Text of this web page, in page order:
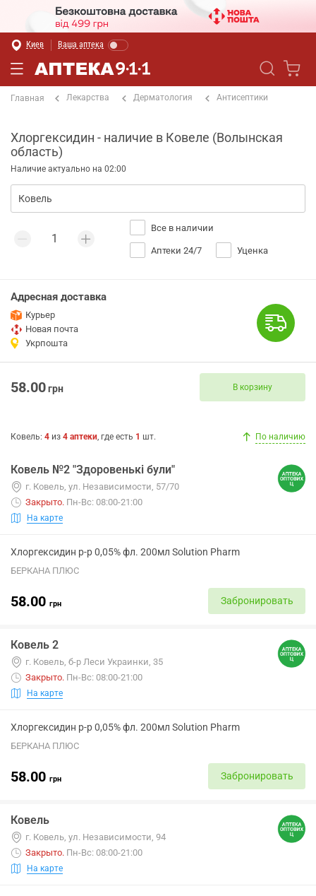
Киев Ваша аптека
Главная Лекарства Дерматология Антисептики
Хлоргексидин - наличие в Ковеле (Волынская
область)
Наличие актуально на 02:00
Все в наличии
Аптеки 24/7 Уценка
Адресная доставка
Курьер
Новая почта
Укрпошта
58.00грн В корзину
Ковель: 4 из 4 аптеки, где есть 1 шт. По наличию
Ковель №2 "Здоровенькі були"
г. Ковель, ул. Независимости, 57/70
Закрыто. Пн-Вс: 08:00-21:00
На карте
Хлоргексидин р-р 0,05% фл. 200мл Solution Pharm
БЕРКАНА ПЛЮС
58.00 грн Забронировать
Ковель 2
г. Ковель, б-р Леси Украинки, 35
Закрыто. Пн-Вс: 08:00-21:00
На карте
Хлоргексидин р-р 0,05% фл. 200мл Solution Pharm
БЕРКАНА ПЛЮС
58.00 грн Забронировать
Ковель
г. Ковель, ул. Независимости, 94
Закрыто. Пн-Вс: 08:00-21:00
На карте